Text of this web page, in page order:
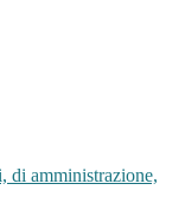
di amministrazione,